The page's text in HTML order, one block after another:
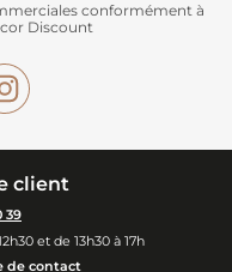
conformément à
Discount
client
39
et de 13h30 à 17h
de contact